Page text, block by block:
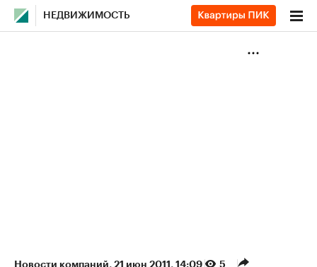
НЕДВИЖИМОСТЬ
Новости компаний⁠, 21 июн 2011, 14:09 5